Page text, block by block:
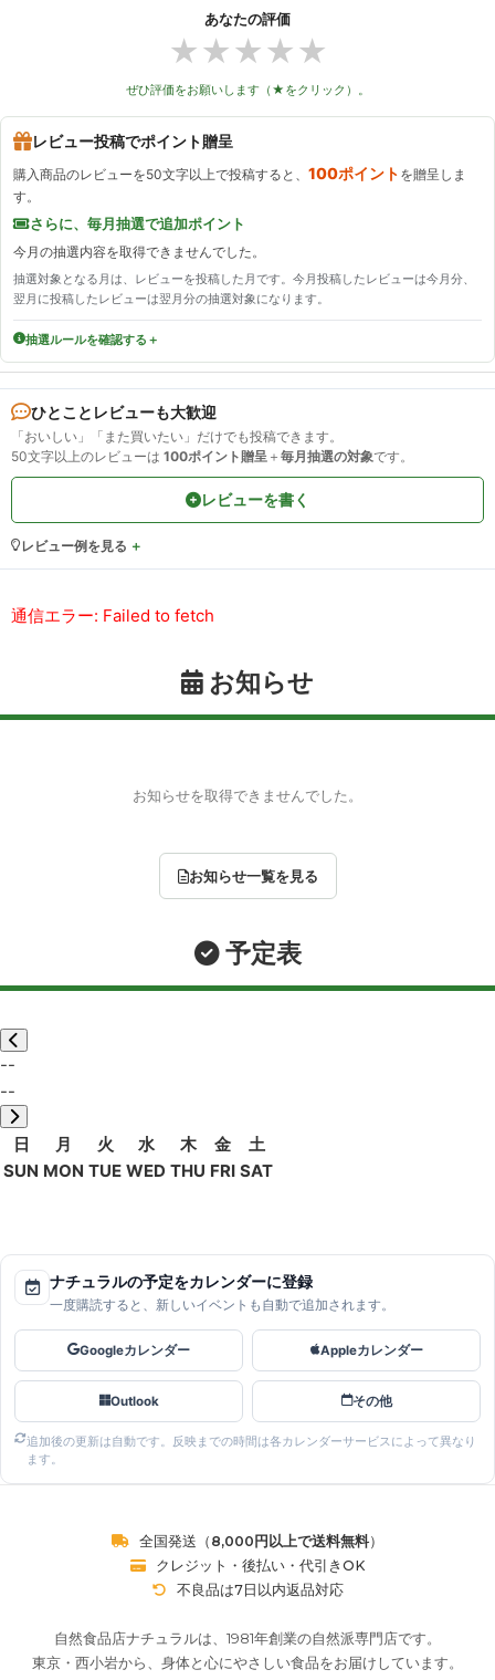
あなたの評価
★★★★★
ぜひ評価をお願いします（★をクリック）。
レビュー投稿でポイント贈呈
購入商品のレビューを50文字以上で投稿すると、 100ポイント を贈呈しま
す。
さらに、毎月抽選で追加ポイント
今月の抽選内容を取得できませんでした。
抽選対象となる月は、レビューを投稿した月です。今月投稿したレビューは今月分、
翌月に投稿したレビューは翌月分の抽選対象になります。
抽選ルールを確認する
ひとことレビューも大歓迎
「おいしい」「また買いたい」だけでも投稿できます。
50文字以上のレビューは 100ポイント贈呈 ＋ 毎月抽選の対象です。
レビューを書く
レビュー例を見る
通信エラー: Failed to fetch
お知らせ
お知らせを取得できませんでした。
お知らせ一覧を見る
予定表
--
--
日
SUN
月
MON
火
TUE
水
WED
木
THU
金
FRI
土
SAT
ナチュラルの予定をカレンダーに登録
一度購読すると、新しいイベントも自動で追加されます。
Googleカレンダー Appleカレンダー
Outlook その他
追加後の更新は自動です。反映までの時間は各カレンダーサービスによって異なり
ます。
全国発送（ 8,000円以上で送料無料）
クレジット・後払い・代引きOK
不良品は7日以内返品対応
自然食品店ナチュラルは、1981年創業の自然派専門店です。
東京・西小岩から、身体と心にやさしい食品をお届けしています。